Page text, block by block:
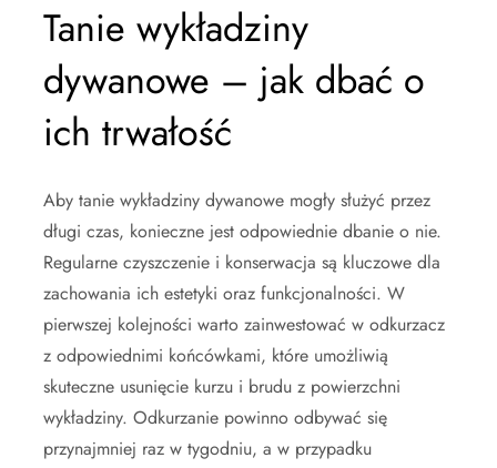
Tanie wykładziny
dywanowe – jak dbać o
ich trwałość
Aby tanie wykładziny dywanowe mogły służyć przez
długi czas, konieczne jest odpowiednie dbanie o nie.
Regularne czyszczenie i konserwacja są kluczowe dla
zachowania ich estetyki oraz funkcjonalności. W
pierwszej kolejności warto zainwestować w odkurzacz
z odpowiednimi końcówkami, które umożliwią
skuteczne usunięcie kurzu i brudu z powierzchni
wykładziny. Odkurzanie powinno odbywać się
przynajmniej raz w tygodniu, a w przypadku